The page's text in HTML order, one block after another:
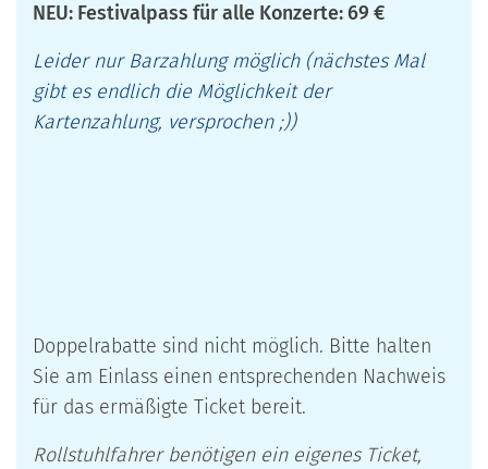
NEU: Festivalpass für alle Konzerte: 69 €
Leider nur Barzahlung möglich (nächstes Mal
gibt es endlich die Möglichkeit der
Kartenzahlung, versprochen ;))
Doppelrabatte sind nicht möglich. Bitte halten
Sie am Einlass einen entsprechenden Nachweis
für das ermäßigte Ticket bereit.
Rollstuhlfahrer benötigen ein eigenes Ticket,